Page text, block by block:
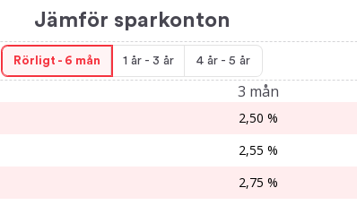
Jämför sparkonton
Rörligt - 6 mån 1 år - 3 år 4 år - 5 år
3 mån
2,50 %
2,55 %
2,75 %